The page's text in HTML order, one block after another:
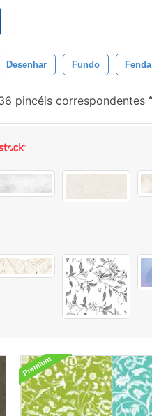
Desenhar Fundo Fenda
pincéis correspondentes